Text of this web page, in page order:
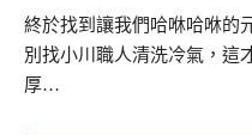
終於找到讓我們哈咻哈咻的
別找小川職人清洗冷氣，這
厚…